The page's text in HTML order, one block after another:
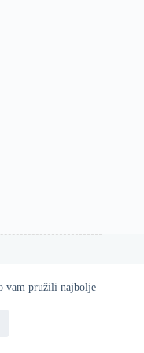
vam pružili najbolje
i modni